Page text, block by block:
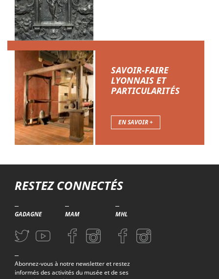
Métier à tisser Jacquard dans les salles du MHL Gadagne - ©
INCONTOURNABLES DES COLLECTIONS
EN SAVOIR +
SAVOIR-FAIRE
LYONNAIS ET
PARTICULARITÉS
EN SAVOIR +
RESTEZ CONNECTÉS
GADAGNE
Aller sur la page Twitter (nouvelle fenetre)
Aller sur la page Youtube (nouvelle fenetre)
MAM
Aller sur la page Facebook (nouvelle fenetre)
Aller sur la page Instagram (nouvelle fenetre)
MHL
Aller sur la page Facebook (nouvelle
Aller sur la page Instagram
Abonnez-vous à notre newsletter et restez
informés des activités du musée et de ses